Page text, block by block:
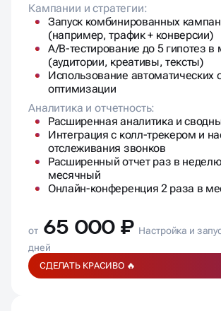
Кампании и стратегии:
Запуск комбинированных
(например, трафик + конверсии)
A/B-тестирование до 5 гипотез в
(аудитории, креативы, тексты)
Использование автоматических
оптимизации
Аналитика и отчетность:
Расширенная аналитика и
Интеграция с колл-трекером и
отслеживания звонков
Расширенный отчет раз в
месячный
Онлайн-конференция 2 раза в
от 65 000 ₽ Настройка и
дней
СДЕЛАТЬ КРАСИВО 🔥